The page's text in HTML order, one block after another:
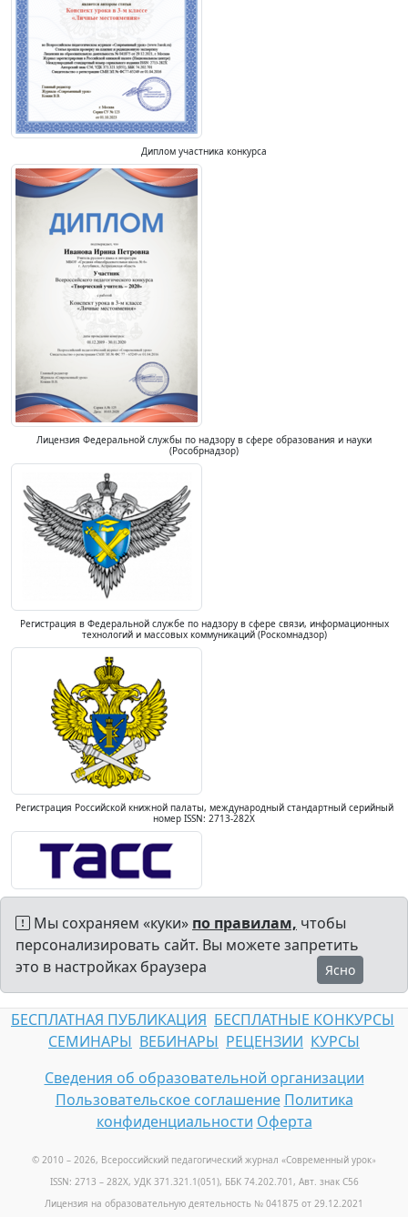
Диплом участника конкурса
Лицензия Федеральной службы по надзору в сфере образования и науки
(Рособрнадзор)
Регистрация в Федеральной службе по надзору в сфере связи, информационных
технологий и массовых коммуникаций (Роскомнадзор)
Регистрация Российской книжной палаты, международный стандартный серийный
номер ISSN: 2713-282X
Мы сохраняем «куки» по правилам, чтобы
персонализировать сайт. Вы можете запретить
это в настройках браузера
Ясно
БЕСПЛАТНАЯ ПУБЛИКАЦИЯ БЕСПЛАТНЫЕ КОНКУРСЫ
СЕМИНАРЫ ВЕБИНАРЫ РЕЦЕНЗИИ КУРСЫ
Сведения об образовательной организации
Пользовательское соглашение Политика
конфиденциальности Оферта
© 2010 – 2026, Всероссийский педагогический журнал «Современный урок»
ISSN: 2713 – 282X, УДК 371.321.1(051), ББК 74.202.701, Авт. знак С56
Лицензия на образовательную деятельность № 041875 от 29.12.2021